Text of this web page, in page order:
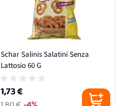
Schar Salinis Salatini Senza
Lattosio 60 G
1,73 €